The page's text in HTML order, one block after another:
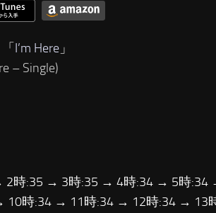
I’m Here 」
– Single)
時:35 → 3時:35 → 4時:34 → 5時
10時:34 → 11時:34 → 12時:34 → 13